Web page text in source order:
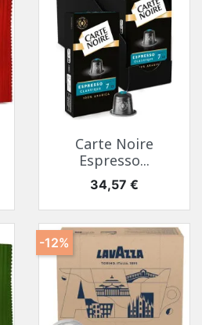
Carte Noire
Espresso...
Prix
34,57 €
-12%